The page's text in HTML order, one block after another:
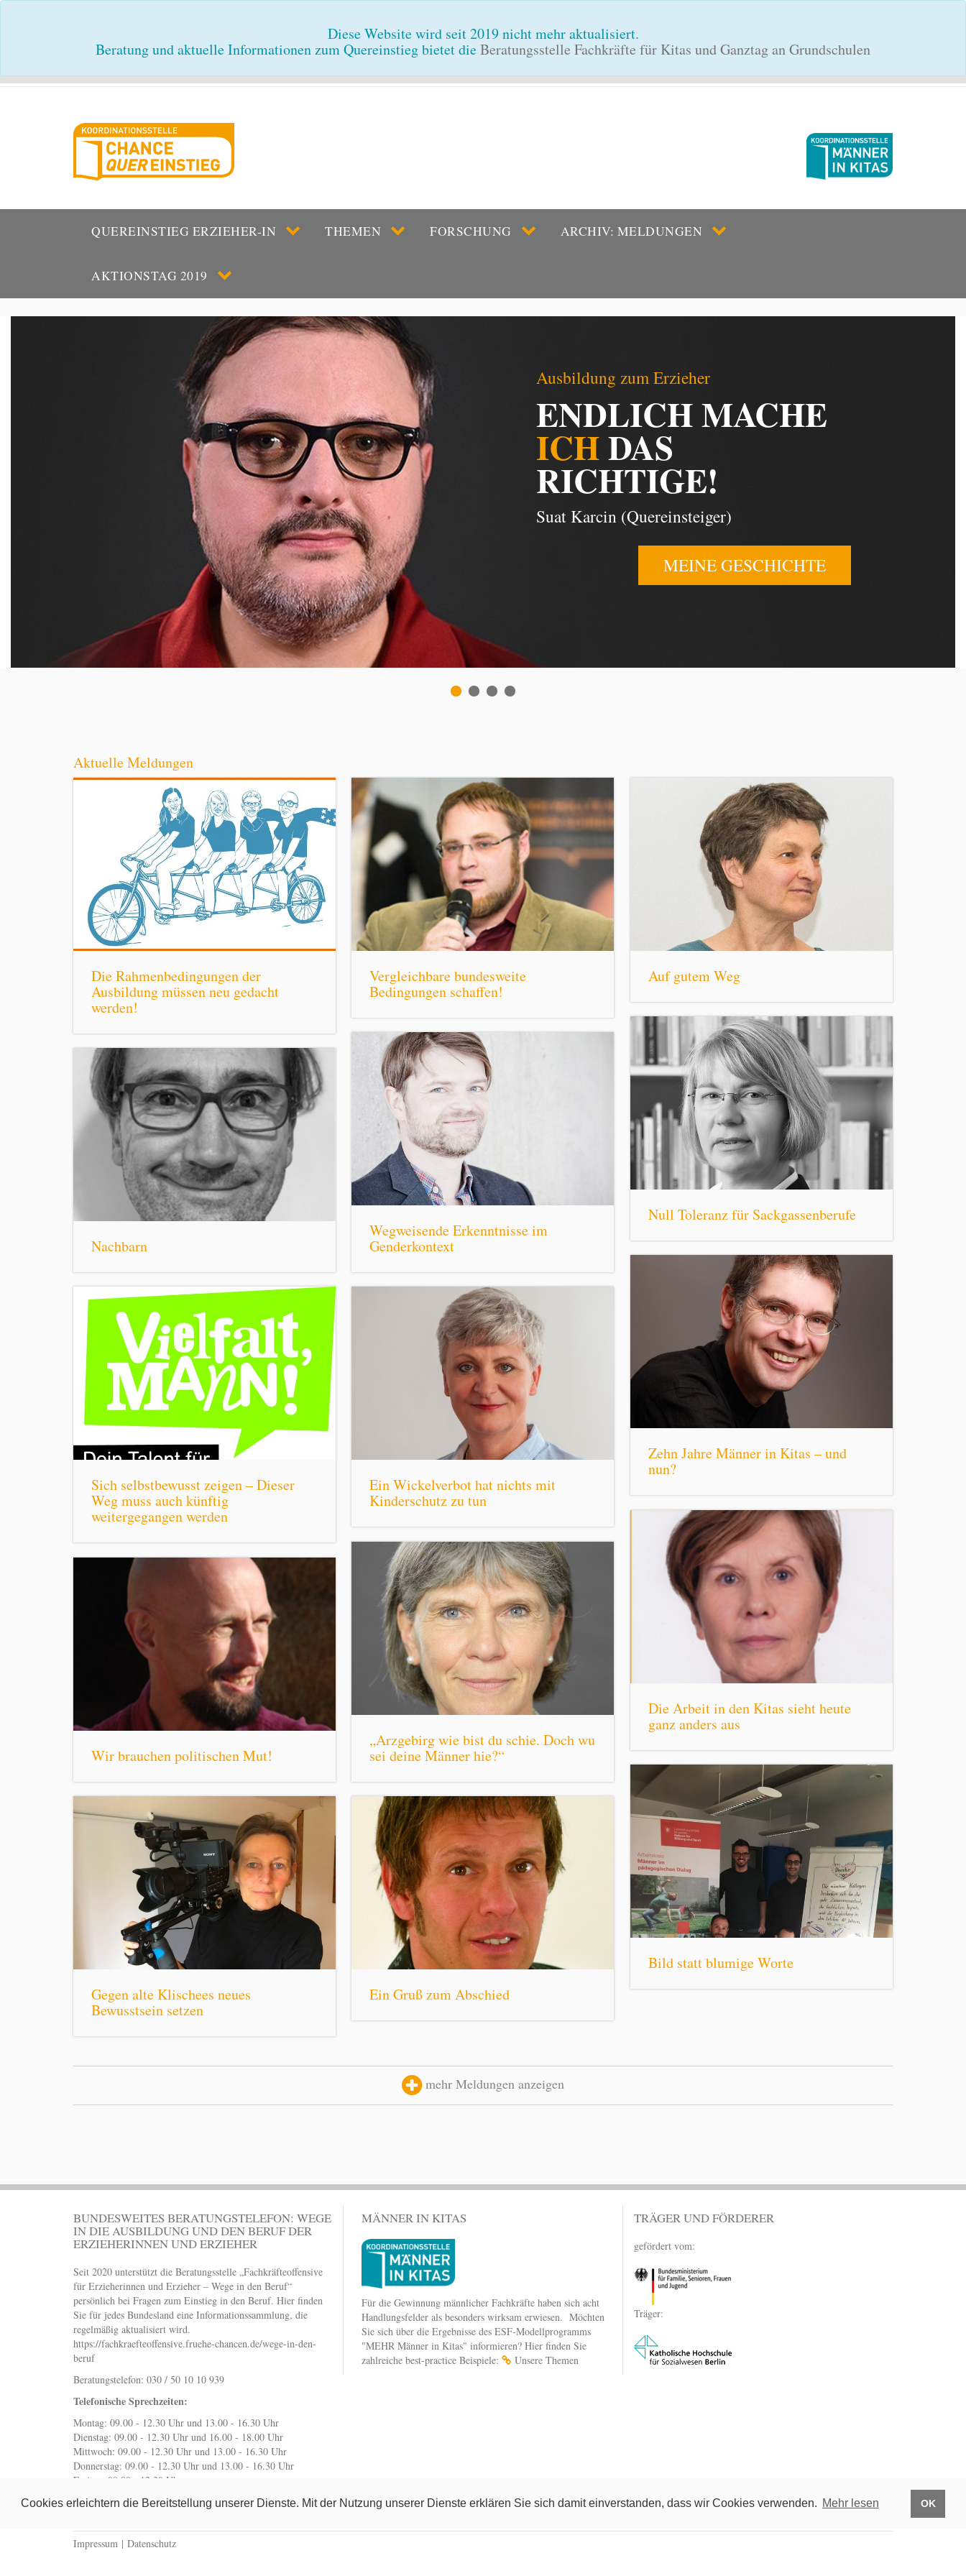
Cookies erleichtern die Bereitstellung unserer Dienste. Mit der Nutzung unserer Dienste erklären Sie sich damit einverstanden, dass wir Cookies verwenden. Mehr lesen OK
Diese Website wird seit 2019 nicht mehr aktualisiert.
Beratung und aktuelle Informationen zum Quereinstieg bietet dieBeratungsstelle Fachkräfte für Kitas und Ganztag an Grundschulen
QUEREINSTIEG ERZIEHER-IN THEMEN FORSCHUNG ARCHIV: MELDUNGEN
AKTIONSTAG 2019
Ausbildung zum Erzieher
ENDLICH MACHE
ICHDAS
RICHTIGE!
Suat Karcin (Quereinsteiger)
MEINE GESCHICHTE
Aktuelle Meldungen
Die Rahmenbedingungen der
Ausbildung müssen neu gedacht
werden!
Vergleichbare bundesweite
Bedingungen schaffen!
Auf gutem Weg
Null Toleranz für Sackgassenberufe
Wegweisende Erkenntnisse im
Genderkontext
Nachbarn
Zehn Jahre Männer in Kitas – und
nun?
Sich selbstbewusst zeigen – Dieser
Weg muss auch künftig
weitergegangen werden
Ein Wickelverbot hat nichts mit
Kinderschutz zu tun
Die Arbeit in den Kitas sieht heute
ganz anders aus
„Arzgebirg wie bist du schie. Doch wu
sei deine Männer hie?“
Wir brauchen politischen Mut!
Bild statt blumige Worte
Gegen alte Klischees neues
Bewusstsein setzen
Ein Gruß zum Abschied
mehr Meldungen anzeigen
BUNDESWEITES BERATUNGSTELEFON: WEGE
IN DIE AUSBILDUNG UND DEN BERUF DER
ERZIEHERINNEN UND ERZIEHER
Seit 2020 unterstützt die Beratungsstelle „Fachkräfteoffensive
für Erzieherinnen und Erzieher – Wege in den Beruf“
persönlich bei Fragen zum Einstieg in den Beruf. Hier finden
Sie für jedes Bundesland eine Informationssammlung, die
regelmäßig aktualisiert wird.
https://fachkraefteoffensive.fruehe-chancen.de/wege-in-den-
beruf
Beratungstelefon: 030 / 50 10 10 939
Telefonische Sprechzeiten:
Montag: 09.00 - 12.30 Uhr und 13.00 - 16.30 Uhr
Dienstag: 09.00 - 12.30 Uhr und 16.00 - 18.00 Uhr
Mittwoch: 09.00 - 12.30 Uhr und 13.00 - 16.30 Uhr
Donnerstag: 09.00 - 12.30 Uhr und 13.00 - 16.30 Uhr
Freitag: 09.00 - 12.30 Uhr
wegeindenberuf@fruehe-chancen.de
MÄNNER IN KITAS
Für die Gewinnung männlicher Fachkräfte haben sich acht
Handlungsfelder als besonders wirksam erwiesen. Möchten
Sie sich über die Ergebnisse des ESF-Modellprogramms
"MEHR Männer in Kitas" informieren? Hier finden Sie
zahlreiche best-practice Beispiele:
Unsere Themen
TRÄGER UND FÖRDERER
gefördert vom:
Träger:
Impressum | Datenschutz